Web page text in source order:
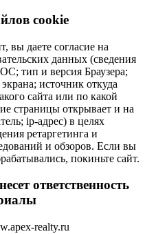
cookie
вы даете согласие на
данных (сведения
тип и версия Браузера;
источник откуда
сайта или по какой
страницы открывает и на
ip-адрес) в целях
ретаргетинга и
и обзоров. Если вы
покиньте сайт.
ответственность
realty.ru